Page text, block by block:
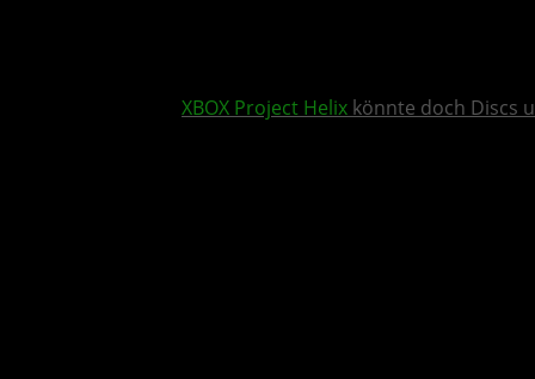
XBOX Project Helix könnte doch Discs